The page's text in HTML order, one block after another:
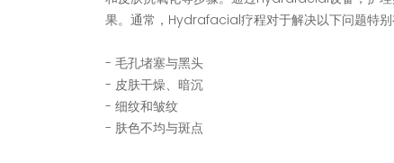
果。通常，Hydrafacial疗程对于解决以下问题特别
- 毛孔堵塞与黑头
- 皮肤干燥、暗沉
- 细纹和皱纹
- 肤色不均与斑点